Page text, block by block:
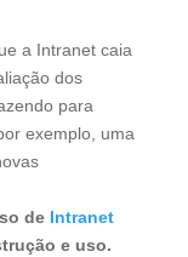
a Intranet caia
dos
para
exemplo, uma
de Intranet
e uso.